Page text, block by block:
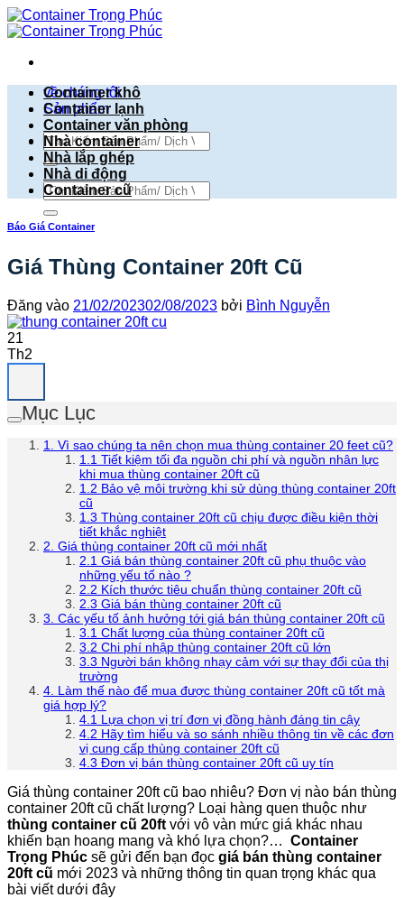
Bỏ
qua
dung
về chúng tôi
Sản phẩm
Tìm
kiếm:
Tìm
kiếm:
Container khô
Container lạnh
Container văn phòng
Nhà container
Nhà lắp ghép
Nhà di động
Container cũ
Báo Giá Container
Giá Thùng Container 20ft Cũ
Đăng vào 21/02/202302/08/2023 bởi Bình Nguyễn
21
Th2
Mục Lục
1. Vì sao chúng ta nên chọn mua thùng container 20 feet cũ?
1.1 Tiết kiệm tối đa nguồn chi phí và nguồn nhân lực
khi mua thùng container 20ft cũ
1.2 Bảo vệ môi trường khi sử dùng thùng container 20ft
cũ
1.3 Thùng container 20ft cũ chịu được điều kiện thời
tiết khắc nghiệt
2. Giá thùng container 20ft cũ mới nhất
2.1 Giá bán thùng container 20ft cũ phụ thuộc vào
những yếu tố nào ?
2.2 Kích thước tiêu chuẩn thùng container 20ft cũ
2.3 Giá bán thùng container 20ft cũ
3. Các yếu tố ảnh hưởng tới giá bán thùng container 20ft cũ
3.1 Chất lượng của thùng container 20ft cũ
3.2 Chi phí nhập thùng container 20ft cũ lớn
3.3 Người bán không nhạy cảm với sự thay đổi của thị
trường
4. Làm thế nào để mua được thùng container 20ft cũ tốt mà
giá hợp lý?
4.1 Lựa chọn vị trí đơn vị đồng hành đáng tin cậy
4.2 Hãy tìm hiểu và so sánh nhiều thông tin về các đơn
vị cung cấp thùng container 20ft cũ
4.3 Đơn vị bán thùng container 20ft cũ uy tín
Giá thùng container 20ft cũ bao nhiêu? Đơn vị nào bán thùng
container 20ft cũ chất lượng? Loại hàng quen thuộc như
thùng container cũ 20ft với vô vàn mức giá khác nhau
khiến bạn hoang mang và khó lựa chọn?… Container
Trọng Phúc sẽ gửi đến bạn đọc giá bán thùng container
20ft cũ mới 2023 và những thông tin quan trọng khác qua
bài viết dưới đây